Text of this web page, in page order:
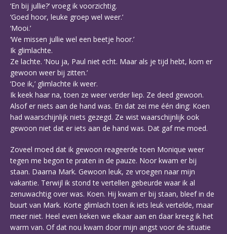
‘En bij jullie?’ vroeg ik voorzichtig.
‘Goed hoor, leuke groep wel weer.’
‘Mooi.’
‘We missen jullie wel een beetje hoor.’
Ik glimlachte.
Ze lachte. ‘Nou ja, Paul niet echt. Maar als je tijd hebt, kom er
gewoon weer bij zitten.’
‘Doe ik,’ glimlachte ik weer.
Ik keek haar na, toen ze weer verder liep. Ze deed gewoon.
Alsof er niets aan de hand was. En dat zei me één ding: Koen
had waarschijnlijk niets gezegd. Ze wist waarschijnlijk ook
gewoon niet dat er iets aan de hand was. Dat gaf me moed.
Zoveel moed dat ik gewoon reageerde toen Monique weer
tegen me begon te praten in de pauze. Noor kwam er bij
staan. Daarna Mark. Gewoon leuk, ze vroegen naar mijn
vakantie. Terwijl ik stond te vertellen gebeurde waar ik al
zenuwachtig over was. Koen. Hij kwam er bij staan, bleef in de
buurt van Mark. Korte glimlach toen ik iets leuk vertelde, maar
meer niet. Heel even keken we elkaar aan en daar kreeg ik het
warm van. Of dat nou kwam door mijn angst voor de situatie